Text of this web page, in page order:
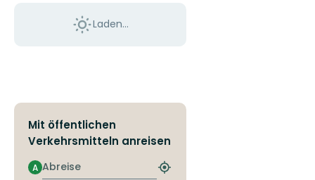
Laden...
Mit öffentlichen
Verkehrsmitteln anreisen
Abreise
A
Nächstgelegene